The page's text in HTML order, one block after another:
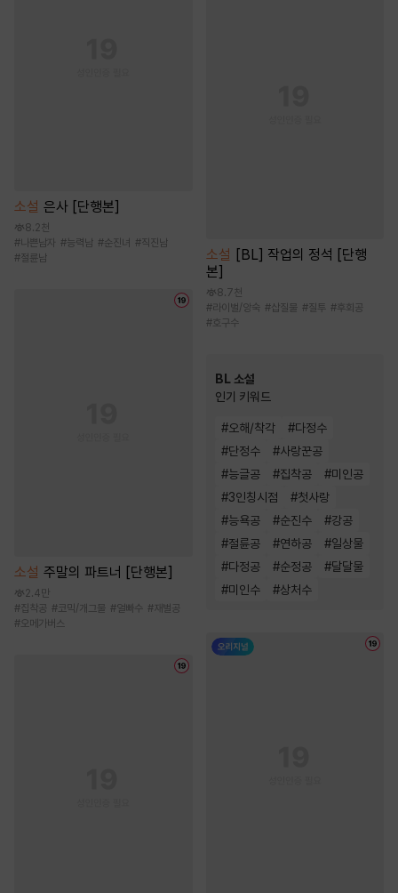
소설 은사 [단행본]
8.2천
#나쁜남자 #능력남 #순진녀 #직진남
#절륜남
소설 주말의 파트너 [단행본]
2.4만
#집착공 #코믹/개그물 #얼빠수 # 재벌공
#오메가버스
소설 [BL] 작업의 정석 [단행
본]
8.7천
#라이벌/앙숙 #삽질물 #질투 #후회공
#호구수
BL 소설
인기 키워드
#오해/착각 #다정수
#단정수 #사랑꾼공
#능글공 #집착공 #미인공
#3인칭시점 #첫사랑
#능욕공 #순진수 #강공
#절륜공 #연하공 #일상물
#다정공 #순정공 #달달물
#미인수 #상처수